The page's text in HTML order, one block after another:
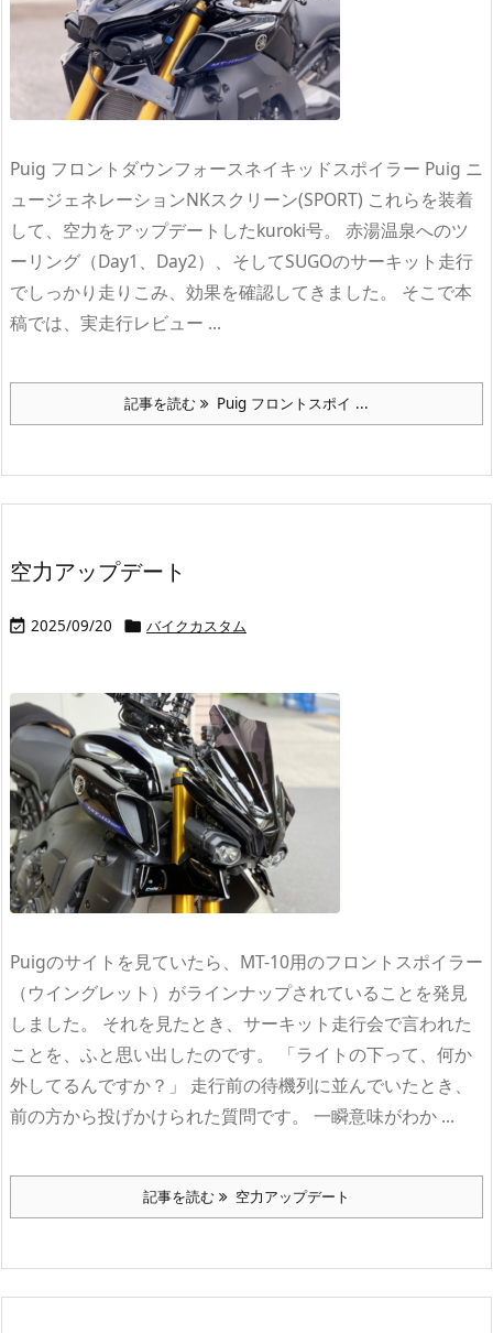
Puig フロントダウンフォースネイキッドスポイラー Puig ニ
ュージェネレーションNKスクリーン(SPORT) これらを装着
して、空力をアップデートしたkuroki号。 赤湯温泉へのツ
ーリング（Day1、Day2）、そしてSUGOのサーキット走行
でしっかり走りこみ、効果を確認してきました。 そこで本
稿では、実走行レビュー ...
記事を読む Puig フロントスポイ ...
空力アップデート
 2025/09/20  バイクカスタム
Puigのサイトを見ていたら、MT-10用のフロントスポイラー
（ウイングレット）がラインナップされていることを発見
しました。 それを見たとき、サーキット走行会で言われた
ことを、ふと思い出したのです。 「ライトの下って、何か
外してるんですか？」 走行前の待機列に並んでいたとき、
前の方から投げかけられた質問です。 一瞬意味がわか ...
記事を読む 空力アップデート